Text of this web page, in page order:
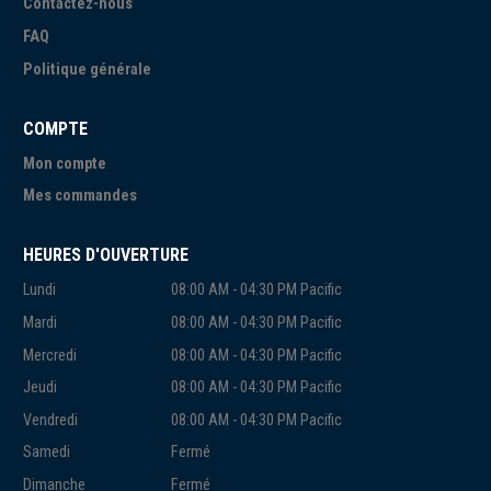
Contactez-nous
FAQ
Politique générale
COMPTE
Mon compte
Mes commandes
HEURES D'OUVERTURE
Lundi
08:00 AM - 04:30 PM Pacific
Mardi
08:00 AM - 04:30 PM Pacific
Mercredi
08:00 AM - 04:30 PM Pacific
Jeudi
08:00 AM - 04:30 PM Pacific
Vendredi
08:00 AM - 04:30 PM Pacific
Samedi
Fermé
Dimanche
Fermé